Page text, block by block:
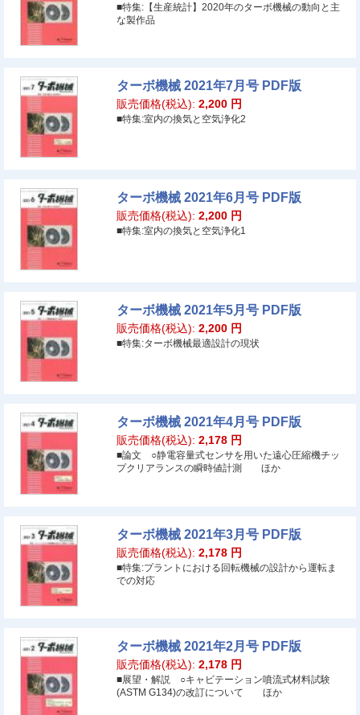
■特集:【生産統計】2020年のターボ機械の動向と主
な製作品
ターボ機械 2021年7月号 PDF版
販売価格(税込): 2,200 円
■特集:室内の換気と空気浄化2
ターボ機械 2021年6月号 PDF版
販売価格(税込): 2,200 円
■特集:室内の換気と空気浄化1
ターボ機械 2021年5月号 PDF版
販売価格(税込): 2,200 円
■特集:ターボ機械最適設計の現状
ターボ機械 2021年4月号 PDF版
販売価格(税込): 2,178 円
■論文 ○静電容量式センサを用いた遠心圧縮機チッ
プクリアランスの瞬時値計測 ほか
ターボ機械 2021年3月号 PDF版
販売価格(税込): 2,178 円
■特集:プラントにおける回転機械の設計から運転ま
での対応
ターボ機械 2021年2月号 PDF版
販売価格(税込): 2,178 円
■展望・解説 ○キャビテーション噴流式材料試験
(ASTM G134)の改訂について ほか